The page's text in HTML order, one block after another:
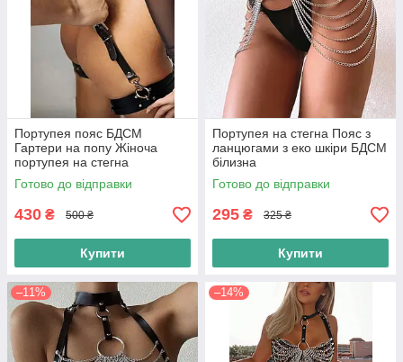
Портупея пояс БДСМ
Гартери на попу Жіноча
портупея на стегна
Готово до відправки
430 ₴ 500 ₴
Купити
Портупея на стегна Пояс з
ланцюгами з еко шкіри БДСМ
білизна
Готово до відправки
295 ₴ 325 ₴
Купити
–11% –14%